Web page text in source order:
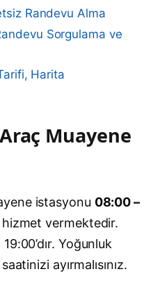
Randevu Alma
Sorgulama ve
Harita
Muayene
istasyonu 08:00 –
vermektedir.
Yoğunluk
ayırmalısınız.